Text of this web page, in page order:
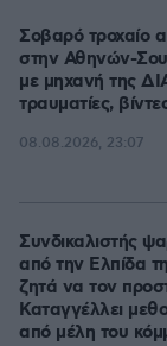
Σοβαρό τροχαίο
στην Αθηνών-
με μηχανή της
τραυματίες,
08.08.2026, 23:07
Συνδικαλιστής
από την Ελπίδα
ζητά να τον
Καταγγέλλει
από μέλη του